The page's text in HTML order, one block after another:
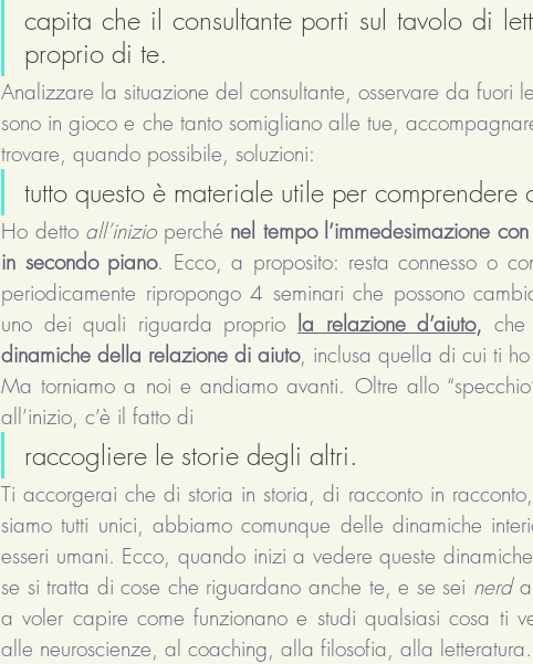
capita che il consultante porti sul tavolo di
proprio di te.
Analizzare la situazione del consultante, osservare da fuori
sono in gioco e che tanto somigliano alle tue,
trovare, quando possibile, soluzioni:
tutto questo è materiale utile per comprendere
Ho detto all’inizio perché nel tempo l’immedesimazione
in secondo piano. Ecco, a proposito: resta connesso o
periodicamente ripropongo 4 seminari che possono
uno dei quali riguarda proprio la relazione d’aiuto,
dinamiche della relazione di aiuto, inclusa quella di cui ti
Ma torniamo a noi e andiamo avanti. Oltre allo
all’inizio, c’è il fatto di
raccogliere le storie degli altri.
Ti accorgerai che di storia in storia, di racconto in
siamo tutti unici, abbiamo comunque delle dinamiche
esseri umani. Ecco, quando inizi a vedere queste
se si tratta di cose che riguardano anche te, e se sei nerd
a voler capire come funzionano e studi qualsiasi cosa ti
alle neuroscienze, al coaching, alla filosofia, alla